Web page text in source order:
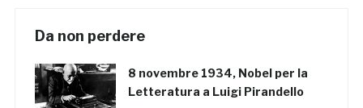
Da non perdere
8 novembre 1934, Nobel per la
Letteratura a Luigi Pirandello